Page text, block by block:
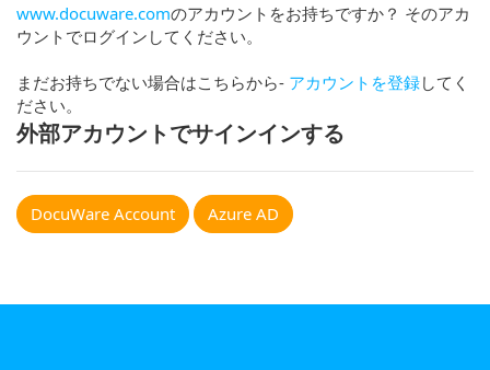
www.docuware.comのアカウントをお持ちですか？ そのアカ
ウントでログインしてください。
まだお持ちでない場合はこちらから- アカウントを登録してく
ださい。
外部アカウントでサインインする
DocuWare Account Azure AD